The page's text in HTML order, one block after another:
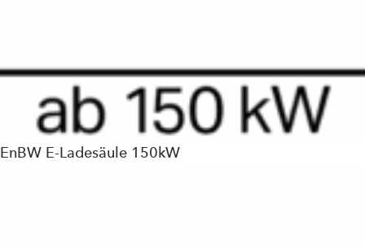
EnBW E-Ladesäule 150kW